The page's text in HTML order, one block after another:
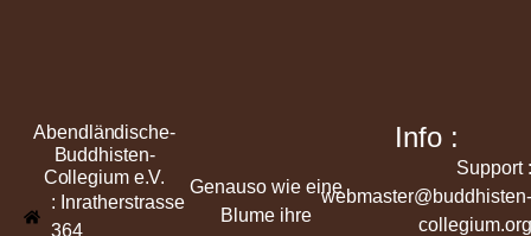
Abendländische-
Buddhisten-
Collegium e.V.
: Inratherstrasse
364
Genauso wie eine
Blume ihre
Info :
Support :
webmaster@buddhisten-
collegium.org